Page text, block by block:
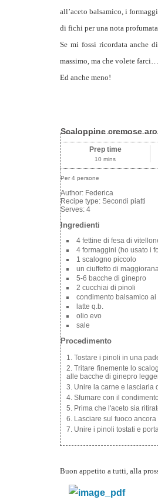
all’aceto balsamico, i
di fichi per una nota
Se mi fossi ricordata anche
massimo, ma che volete
Ed anche meno!
Scaloppine cremose
Prep time
10 mins
Per 4 persone
Author: Federica
Recipe type: Secondi piatti
Serves: 4
Ingredienti
4 fettine di fesa di
4 formaggini (ho usato i
1 scalogno piccolo
un ciuffetto di
5-6 bacche di ginepro
2 cucchiai di pinoli
condimento balsamico
latte q.b.
olio evo
sale
Procedimento
Tostare i pinoli in una
Tritare finemente lo
alle bacche di ginepro
Unire la carne e lasciarla
Sfumare con il
Prima che l'aceto sia
Lasciare sul fuoco
Unire i pinoli tostati e
Buon appetito a tutti, alla